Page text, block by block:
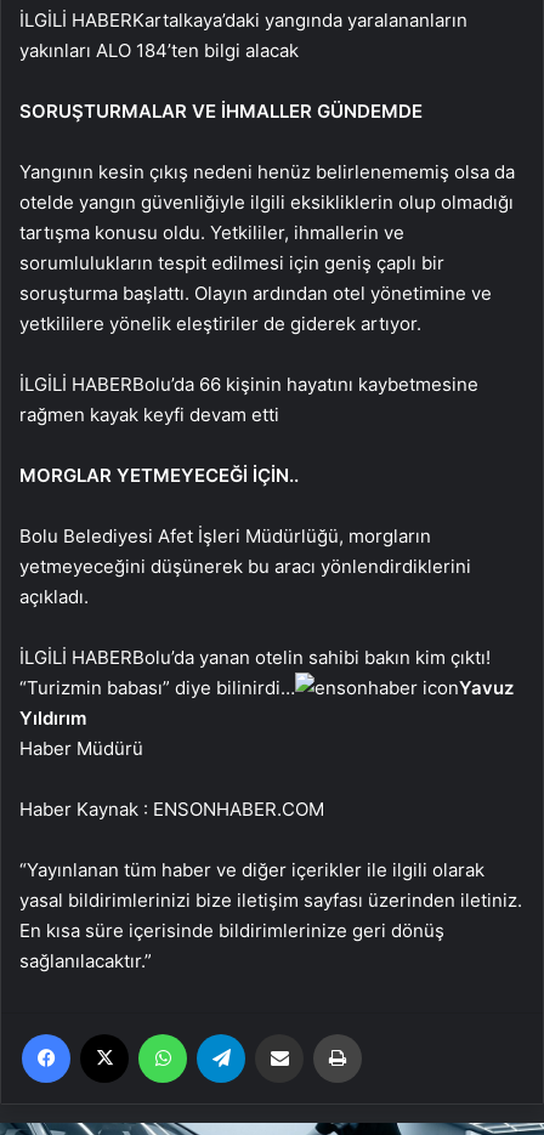
İLGİLİ HABERKartalkaya’daki yangında yaralananların
yakınları ALO 184’ten bilgi alacak
SORUŞTURMALAR VE İHMALLER GÜNDEMDE
Yangının kesin çıkış nedeni henüz belirlenememiş olsa da
otelde yangın güvenliğiyle ilgili eksikliklerin olup olmadığı
tartışma konusu oldu. Yetkililer, ihmallerin ve
sorumlulukların tespit edilmesi için geniş çaplı bir
soruşturma başlattı. Olayın ardından otel yönetimine ve
yetkililere yönelik eleştiriler de giderek artıyor.
İLGİLİ HABERBolu’da 66 kişinin hayatını kaybetmesine
rağmen kayak keyfi devam etti
MORGLAR YETMEYECEĞİ İÇİN..
Bolu Belediyesi Afet İşleri Müdürlüğü, morgların
yetmeyeceğini düşünerek bu aracı yönlendirdiklerini
açıkladı.
İLGİLİ HABERBolu’da yanan otelin sahibi bakın kim çıktı!
“Turizmin babası” diye bilinirdi…
Yavuz
Yıldırım
Haber Müdürü
Haber Kaynak : ENSONHABER.COM
“Yayınlanan tüm haber ve diğer içerikler ile ilgili olarak
yasal bildirimlerinizi bize iletişim sayfası üzerinden iletiniz.
En kısa süre içerisinde bildirimlerinize geri dönüş
sağlanılacaktır.”
Facebook WhatsApp Email'den paylaş